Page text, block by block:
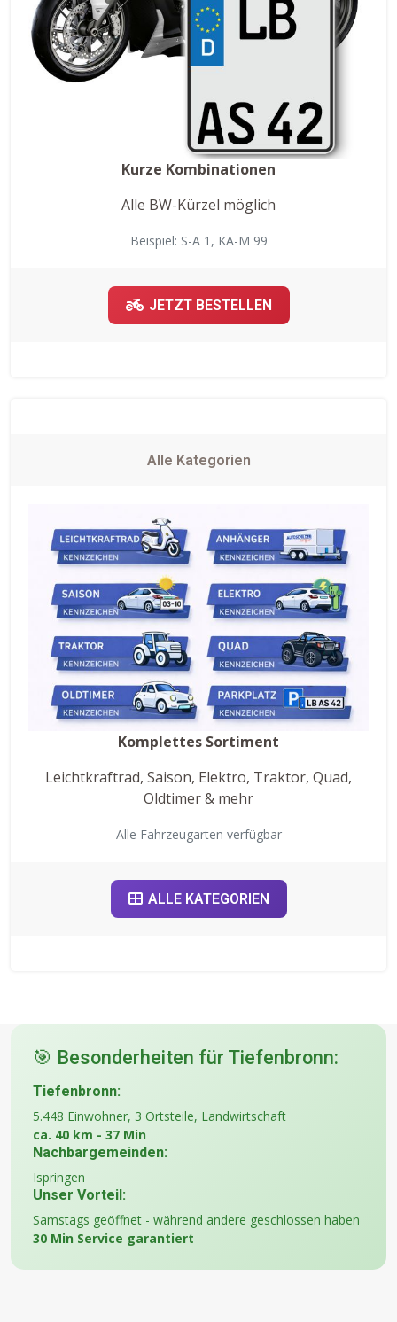
Kurze Kombinationen
Alle BW-Kürzel möglich
Beispiel: S-A 1, KA-M 99
JETZT BESTELLEN
Alle Kategorien
Komplettes Sortiment
Leichtkraftrad, Saison, Elektro, Traktor, Quad,
Oldtimer & mehr
Alle Fahrzeugarten verfügbar
ALLE KATEGORIEN
🎯 Besonderheiten für Tiefenbronn:
Tiefenbronn:
5.448 Einwohner, 3 Ortsteile, Landwirtschaft
ca. 40 km - 37 Min
Nachbargemeinden:
Ispringen
Unser Vorteil:
Samstags geöffnet - während andere geschlossen haben
30 Min Service garantiert